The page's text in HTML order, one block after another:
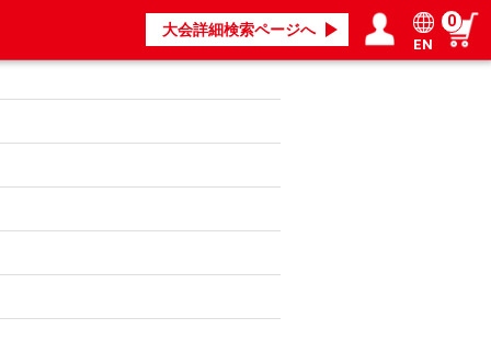
大会詳細検索ページへ
EN
0